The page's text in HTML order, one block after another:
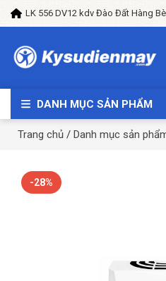
LK 556 DV12 kdv Đào Đất Hàng
DANH MỤC SẢN PHẨM
Trang chủ / Danh mục sản
-28%